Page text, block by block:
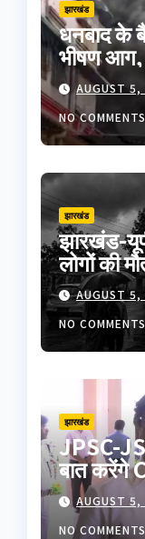
झारखंड
धनबाद के
भीषण आग,
तफरी; बड़ा
AUGUST 5,
NO COMMENTS
झारखंड
झारखंड-
लोगों की
अपनाएं ये
AUGUST
NO COMMENTS
झारखंड
JPSC-
बात करेंगे
5 सदस्यीय
न्योता
AUGUST
NO COMMENTS